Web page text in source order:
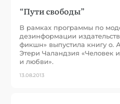
“Пути свободы”
В рамках программы по
дезинформации
фикшн» выпустила книгу о.
Этери Чаландзия «Человек
и любви».
13.08.2013